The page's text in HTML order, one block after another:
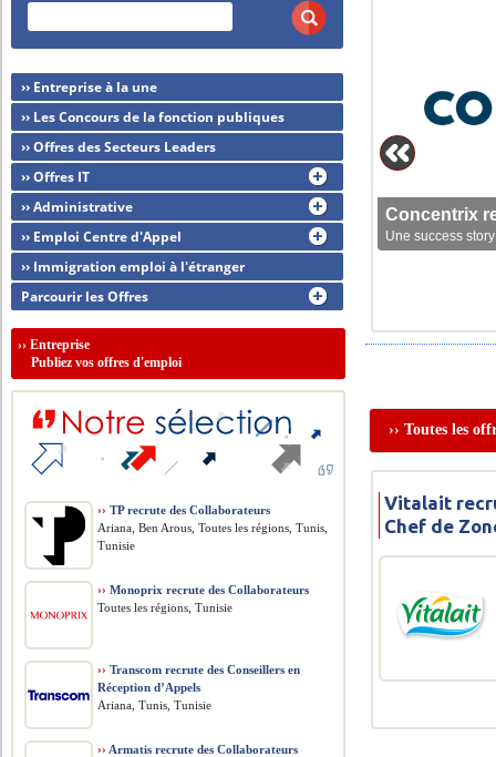
Concentrix
Une success
›› Toutes les
Vitalait
Chef de
›› Entreprise à la une
›› Les Concours de la fonction publiques
›› Offres des Secteurs Leaders
›› Offres IT
›› Administrative
›› Emploi Centre d'Appel
›› Immigration emploi à l'étranger
Parcourir les Offres
››Entreprise
Publiez vos offres d'emploi
›› TP recrute des Collaborateurs
Ariana, Ben Arous, Toutes les régions, Tunis,
Tunisie
›› Monoprix recrute des Collaborateurs
Toutes les régions, Tunisie
›› Transcom recrute des Conseillers en
Réception d’Appels
Ariana, Tunis, Tunisie
›› Armatis recrute des Collaborateurs